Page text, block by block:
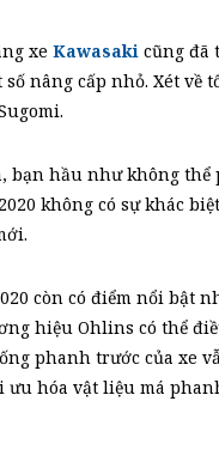
xe Kawasaki cũng đã
số nâng cấp nhỏ. Xét về
hầu như không thể
không có sự khác
còn có điểm nổi bật
hiệu Ohlins có thể
phanh trước của xe
ưu hóa vật liệu má